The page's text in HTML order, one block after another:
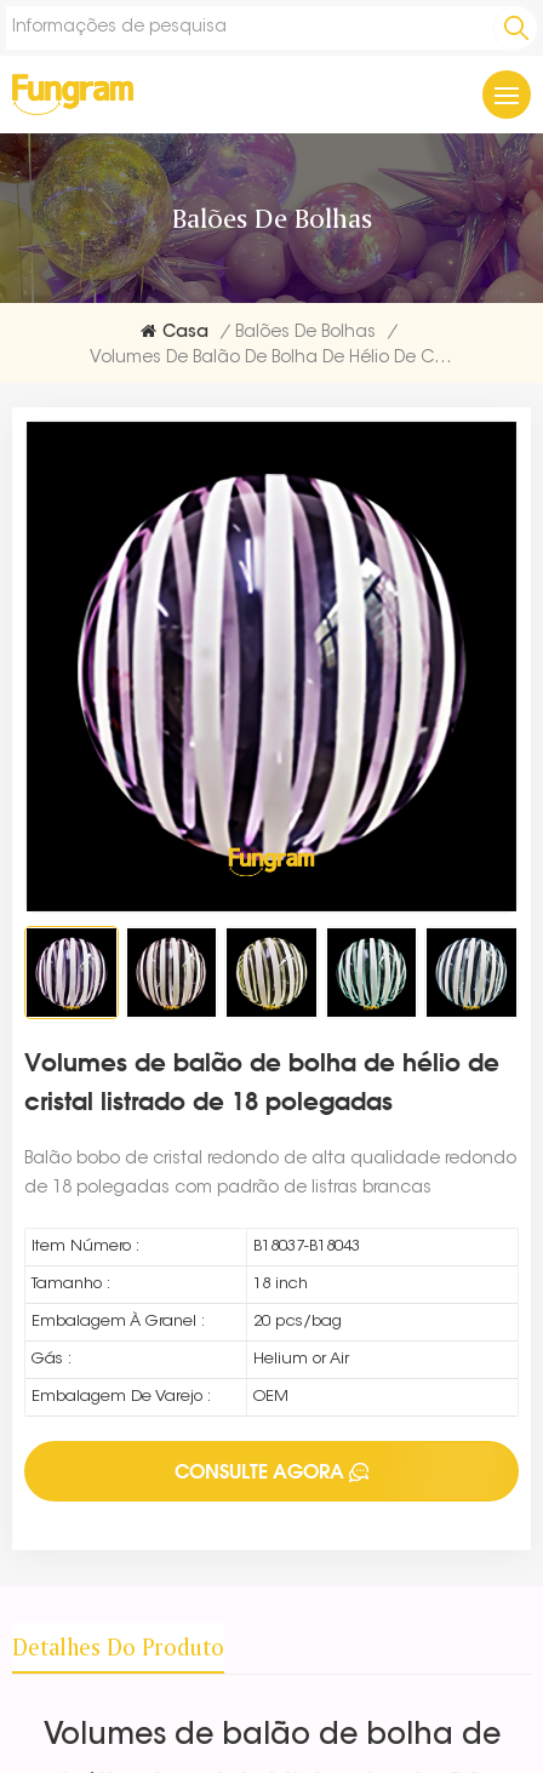
Balões De Bolhas
Casa / Balões De Bolhas
/
Volumes De Balão De Bolha De Hélio De Cristal Listrado De 18 Polegadas
Volumes de balão de bolha de hélio de
cristal listrado de 18 polegadas
Balão bobo de cristal redondo de alta qualidade redondo
de 18 polegadas com padrão de listras brancas
Item Número : B18037-B18043
Tamanho : 18 inch
Embalagem À Granel : 20 pcs/bag
Gás : Helium or Air
Embalagem De Varejo : OEM
CONSULTE AGORA
Detalhes Do Produto
Volumes de balão de bolha de